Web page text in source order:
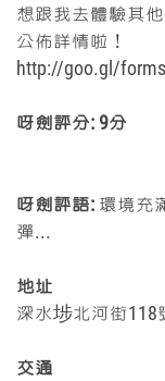
想跟我去體驗其
公佈詳情啦！
http://goo.gl/
呀劍評分: 9分
呀劍評語: 環境充
彈...
地址
深水埗北河街118
交通